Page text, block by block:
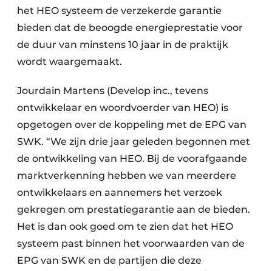
het HEO systeem de verzekerde garantie
bieden dat de beoogde energieprestatie voor
de duur van minstens 10 jaar in de praktijk
wordt waargemaakt.
Jourdain Martens (Develop inc., tevens
ontwikkelaar en woordvoerder van HEO) is
opgetogen over de koppeling met de EPG van
SWK. “We zijn drie jaar geleden begonnen met
de ontwikkeling van HEO. Bij de voorafgaande
marktverkenning hebben we van meerdere
ontwikkelaars en aannemers het verzoek
gekregen om prestatiegarantie aan de bieden.
Het is dan ook goed om te zien dat het HEO
systeem past binnen het voorwaarden van de
EPG van SWK en de partijen die deze